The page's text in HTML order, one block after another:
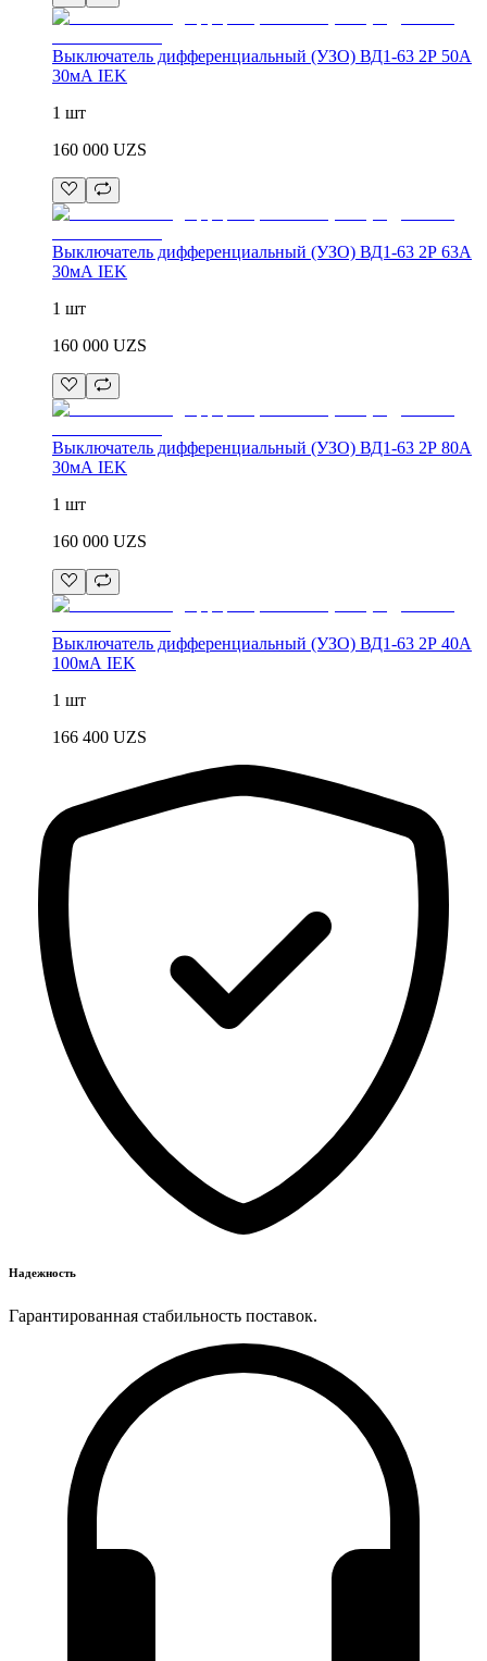
Выключатель дифференциальный (УЗО) ВД1-63 2Р 50А
30мА IEK
1 шт
160 000 UZS
Выключатель дифференциальный (УЗО) ВД1-63 2Р 63А
30мА IEK
1 шт
160 000 UZS
Выключатель дифференциальный (УЗО) ВД1-63 2Р 80А
30мА IEK
1 шт
160 000 UZS
Выключатель дифференциальный (УЗО) ВД1-63 2Р 40А
100мА IEK
1 шт
166 400 UZS
Надежность
Гарантированная стабильность поставок.